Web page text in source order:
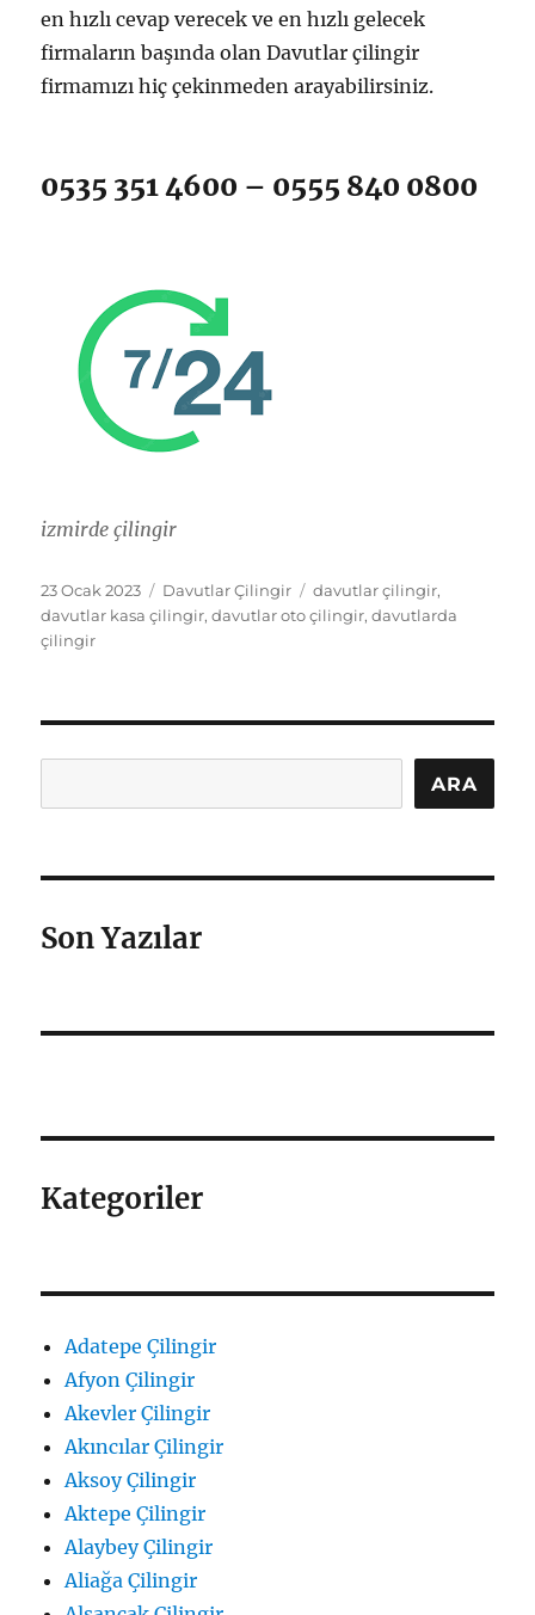
en hızlı cevap verecek ve en hızlı gelecek
firmaların başında olan Davutlar çilingir
firmamızı hiç çekinmeden arayabilirsiniz.
0535 351 4600 – 0555 840 0800
izmirde çilingir
Yayın
tarihi
23 Ocak 2023 Kategoriler
Davutlar Çilingir Etiketler
davutlar çilingir,
davutlar kasa çilingir,davutlar oto çilingir,davutlarda
çilingir
ARA
Son Yazılar
Kategoriler
Adatepe Çilingir
Afyon Çilingir
Akevler Çilingir
Akıncılar Çilingir
Aksoy Çilingir
Aktepe Çilingir
Alaybey Çilingir
Aliağa Çilingir